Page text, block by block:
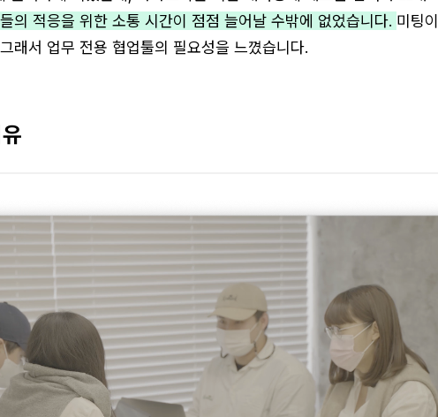
의 적응을 위한 소통 시간이 점점 늘어날 수밖에 없었습니다. 미팅
래서 업무 전용 협업툴의 필요성을 느꼈습니다.